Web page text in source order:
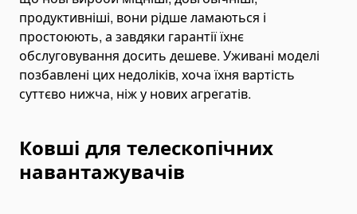
Автоцистерни для води
Автокрани і маніпулятори
Маніпулятори
Складні крани
Гідравлічні маніпулятори
Автокрани
Міні-крани
продуктивніші, вони рідше ламаються і
простоюють, а завдяки гарантії їхнє
обслуговування досить дешеве. Уживані моделі
позбавлені цих недоліків, хоча їхня вартість
суттєво нижча, ніж у нових агрегатів.
Ковші для телескопічних
навантажувачів